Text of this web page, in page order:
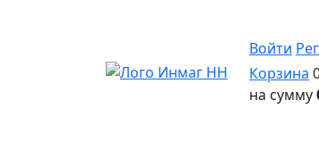
Войти
Корзина
на сумму